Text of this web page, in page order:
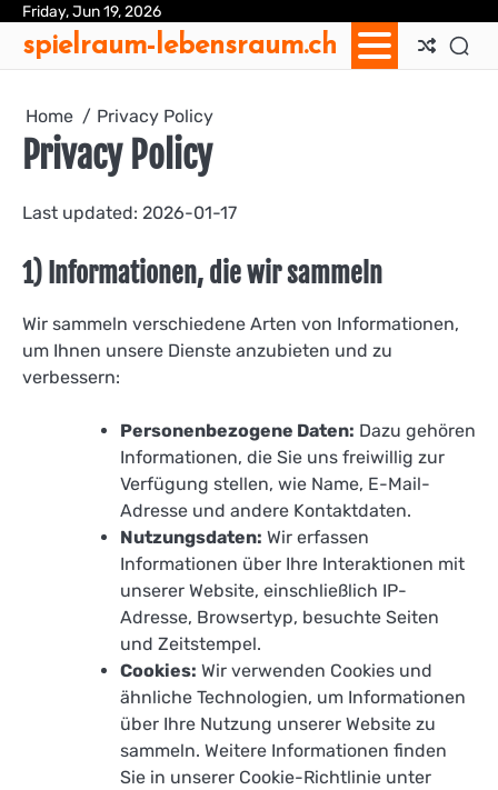
Skip
content
Friday, Jun 19, 2026
spielraum-lebensraum.ch
Home Privacy Policy
Privacy Policy
Last updated: 2026-01-17
1) Informationen, die wir sammeln
Wir sammeln verschiedene Arten von Informationen,
um Ihnen unsere Dienste anzubieten und zu
verbessern:
Personenbezogene Daten: Dazu gehören
Informationen, die Sie uns freiwillig zur
Verfügung stellen, wie Name, E-Mail-
Adresse und andere Kontaktdaten.
Nutzungsdaten: Wir erfassen
Informationen über Ihre Interaktionen mit
unserer Website, einschließlich IP-
Adresse, Browsertyp, besuchte Seiten
und Zeitstempel.
Cookies: Wir verwenden Cookies und
ähnliche Technologien, um Informationen
über Ihre Nutzung unserer Website zu
sammeln. Weitere Informationen finden
Sie in unserer Cookie-Richtlinie unter